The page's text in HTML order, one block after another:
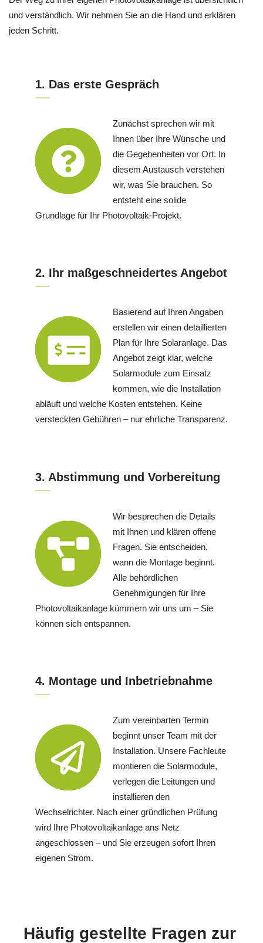
und verständlich. Wir nehmen Sie an die Hand und erklären
jeden Schritt.
1. Das erste Gespräch
Zunächst sprechen wir mit
Ihnen über Ihre Wünsche und
die Gegebenheiten vor Ort. In
diesem Austausch verstehen
wir, was Sie brauchen. So
entsteht eine solide
Grundlage für Ihr Photovoltaik-Projekt.
2. Ihr maßgeschneidertes Angebot
Basierend auf Ihren Angaben
erstellen wir einen detaillierten
Plan für Ihre Solaranlage. Das
Angebot zeigt klar, welche
Solarmodule zum Einsatz
kommen, wie die Installation
abläuft und welche Kosten entstehen. Keine
versteckten Gebühren – nur ehrliche Transparenz.
3. Abstimmung und Vorbereitung
Wir besprechen die Details
mit Ihnen und klären offene
Fragen. Sie entscheiden,
wann die Montage beginnt.
Alle behördlichen
Genehmigungen für Ihre
Photovoltaikanlage kümmern wir uns um – Sie
können sich entspannen.
4. Montage und Inbetriebnahme
Zum vereinbarten Termin
beginnt unser Team mit der
Installation. Unsere Fachleute
montieren die Solarmodule,
verlegen die Leitungen und
installieren den
Wechselrichter. Nach einer gründlichen Prüfung
wird Ihre Photovoltaikanlage ans Netz
angeschlossen – und Sie erzeugen sofort Ihren
eigenen Strom.
Häufig gestellte Fragen zur